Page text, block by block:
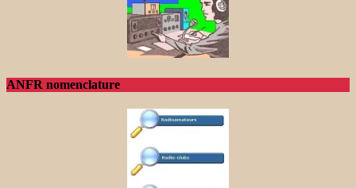
ANFR nomenclature